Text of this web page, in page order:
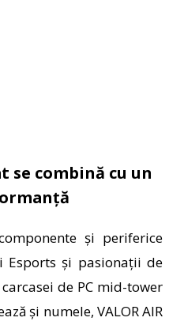
se combină cu un
și periferice
Esports și pasionații de
carcasei de PC mid-tower
și numele, VALOR AIR